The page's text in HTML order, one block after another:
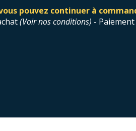
pouvez continuer à
(Voir nos conditions) -